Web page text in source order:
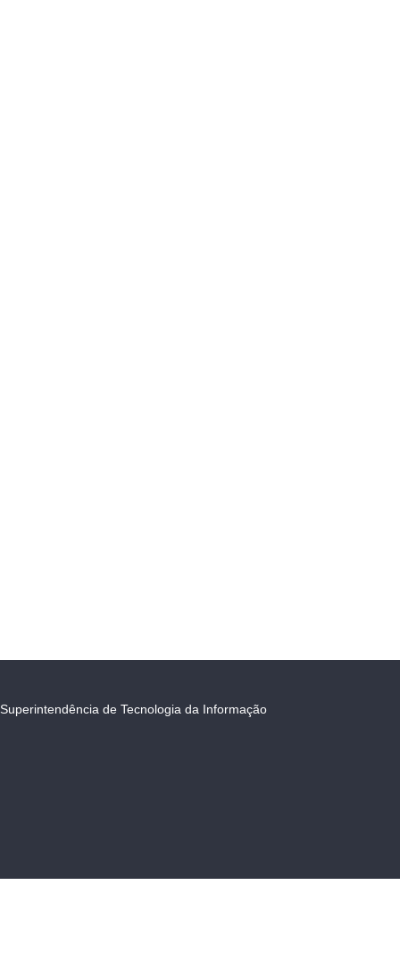
Superintendência de Tecnologia da Informação